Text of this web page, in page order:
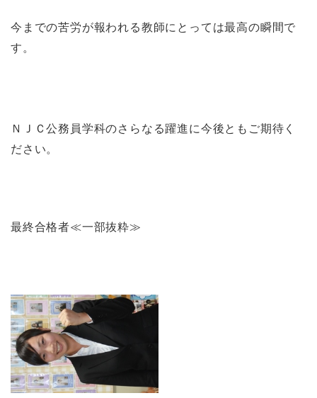
今までの苦労が報われる教師にとっては最高の瞬間で
す。
ＮＪＣ公務員学科のさらなる躍進に今後ともご期待く
ださい。
最終合格者≪一部抜粋≫